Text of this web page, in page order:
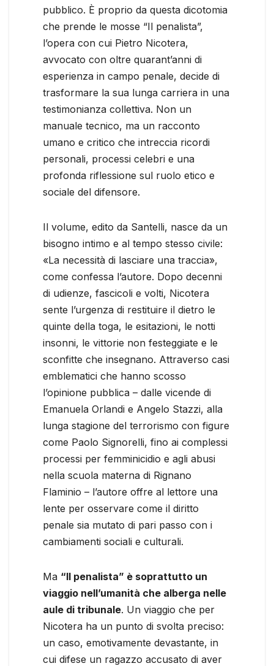
pubblico. È proprio da questa dicotomia
che prende le mosse “Il penalista”,
l’opera con cui Pietro Nicotera,
avvocato con oltre quarant’anni di
esperienza in campo penale, decide di
trasformare la sua lunga carriera in una
testimonianza collettiva. Non un
manuale tecnico, ma un racconto
umano e critico che intreccia ricordi
personali, processi celebri e una
profonda riflessione sul ruolo etico e
sociale del difensore.
Il volume, edito da Santelli, nasce da un
bisogno intimo e al tempo stesso civile:
«La necessità di lasciare una traccia»,
come confessa l’autore. Dopo decenni
di udienze, fascicoli e volti, Nicotera
sente l’urgenza di restituire il dietro le
quinte della toga, le esitazioni, le notti
insonni, le vittorie non festeggiate e le
sconfitte che insegnano. Attraverso casi
emblematici che hanno scosso
l’opinione pubblica – dalle vicende di
Emanuela Orlandi e Angelo Stazzi, alla
lunga stagione del terrorismo con figure
come Paolo Signorelli, fino ai complessi
processi per femminicidio e agli abusi
nella scuola materna di Rignano
Flaminio – l’autore offre al lettore una
lente per osservare come il diritto
penale sia mutato di pari passo con i
cambiamenti sociali e culturali.
Ma “Il penalista” è soprattutto un
viaggio nell’umanità che alberga nelle
aule di tribunale. Un viaggio che per
Nicotera ha un punto di svolta preciso:
un caso, emotivamente devastante, in
cui difese un ragazzo accusato di aver